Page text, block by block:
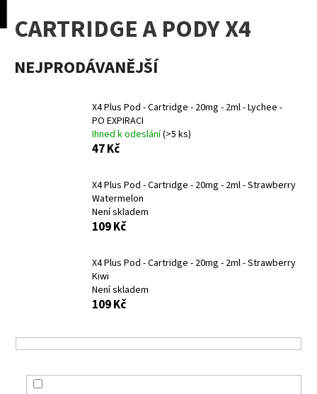
PřejítCARTRIDGE A PODY X4
NEJPRODÁVANĚJŠÍ
X4 Plus Pod - Cartridge - 20mg - 2ml - Lychee -
PO EXPIRACI
Ihned k odeslání(>5 ks)
47 Kč
X4 Plus Pod - Cartridge - 20mg - 2ml - Strawberry
Watermelon
Není skladem
109 Kč
X4 Plus Pod - Cartridge - 20mg - 2ml - Strawberry
Kiwi
Není skladem
109 Kč
o Zpět
Zpět
C
a
j